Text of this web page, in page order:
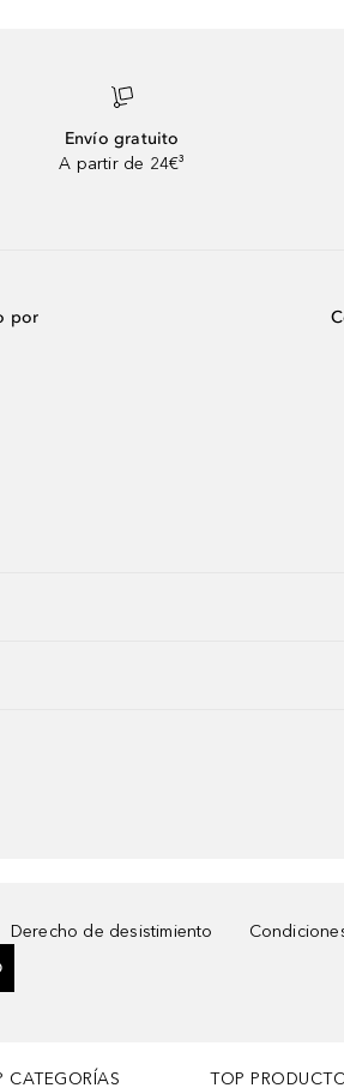
Envío gratuito
A partir de 24€³
por
Derecho de desistimiento
CATEGORÍAS TOP